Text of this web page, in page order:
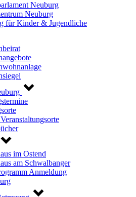
Neuburg
Neuburg
für Kinder & Jugendliche
im Ostend
am Schwalbanger
Anmeldung